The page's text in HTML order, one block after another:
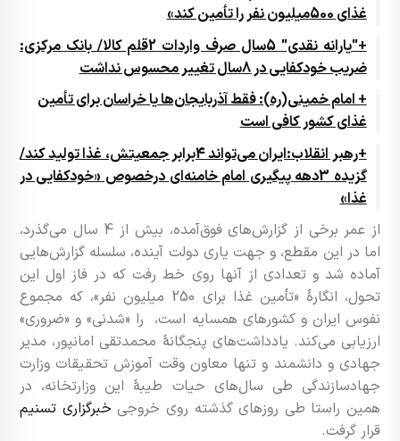
غذای 500میلیون نفر را تأمین کند»
+"یارانه نقدی" 5سال صرف واردات 2قلم کالا/ بانک مرکزی:
ضریب خودکفایی در 8سال تغییر محسوس نداشت
+ امام خمینی(ره):‌ فقط آذربایجان‌ها یا خراسان برای تأمین
غذای کشور کافی است
+رهبر انقلاب:ایران می‌تواند 4برابر جمعیتش، غذا تولید کند/
گزیده 3دهه پیگیری امام خامنه‌ای درخصوص «خودکفایی در
غذا»
از عمر برخی از گزارش‌های فوق‌آمده، بیش از 4 سال می‌گذرد،
اما در این مقطع، و جهت یاری دولت آینده، سلسله گزارش‌هایی
آماده شد و تعدادی از آنها روی خط رفت که در فاز اول این
تحول، انگارۀ «تأمین غذا برای 250 میلیون نفر»، که مجموع
نفوس ایران و کشورهای همسایه است، را «شدنی» و «ضروری»
ارزیابی می‌کند. یادداشت‌های پنجگانۀ محمدتقی امانپور، مدیر
جهادی و دانشمند و تنها معاون وقت آموزش تحقیقات وزارت
جهادسازندگی طی سال‌های حیات طیبۀ این وزارتخانه، در
همین راستا طی روزهای گذشته روی خروجی خبرگزاری تسنیم
قرار گرفت.